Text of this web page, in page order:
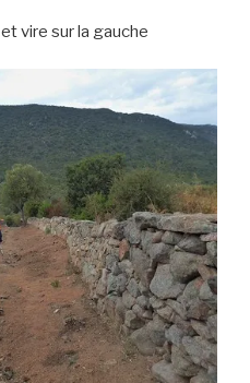
vire sur la gauche